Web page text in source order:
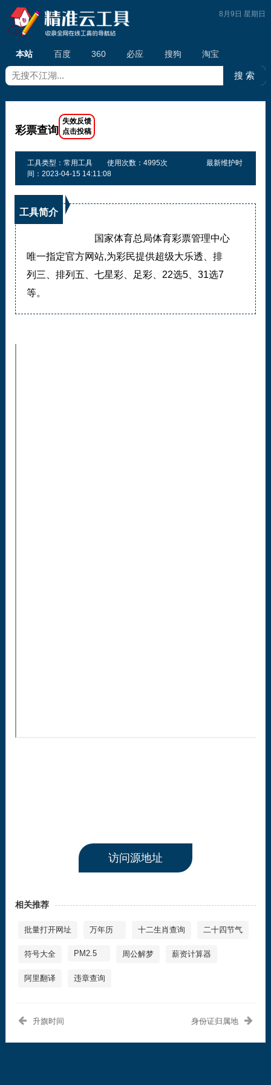
本站 百度 360 必应 搜狗 淘宝
8月9日 星期日
彩票查询
工具类型：常用工具 使用次数：4995次
最新维护时
间：2023-04-15 14:11:08
工具简介
国家体育总局体育彩票管理中心
唯一指定官方网站,为彩民提供超级大乐透、排
列三、排列五、七星彩、足彩、22选5、31选7
等。
访问源地址
相关推荐
批量打开网址 万年历 十二生肖查询 二十四节气
符号大全 PM2.5 周公解梦 薪资计算器
阿里翻译 违章查询
升旗时间 身份证归属地